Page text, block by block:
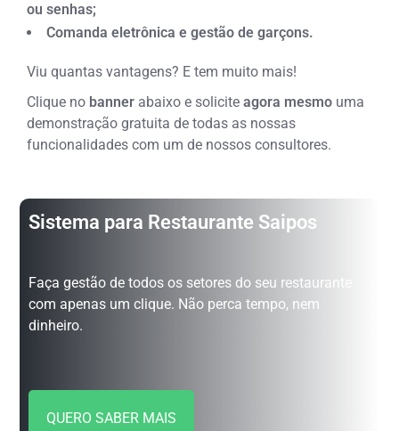
ou senhas;
Comanda eletrônica e gestão de garçons.
Viu quantas vantagens? E tem muito mais!
Clique no banner abaixo e soliciteagora mesmo uma
demonstração gratuita de todas as nossas
funcionalidades com um de nossos consultores.
Sistema para Restaurante Saipos
Faça gestão de todos os setores do seu restaurante
com apenas um clique. Não perca tempo, nem
dinheiro.
QUERO SABER MAIS